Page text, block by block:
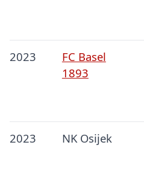
2023
FC Basel
1893
2023 NK Osijek